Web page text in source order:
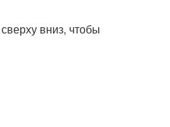
вниз, чтобы